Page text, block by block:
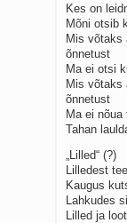
Kes on
Mõni otsib
Mis võtaks
õnnetust
Ma ei otsi
Mis võtaks
õnnetust
Ma ei
Tahan
„Lilled“ (?)
Lilledest
Kaugus
Lahkudes
Lilled ja